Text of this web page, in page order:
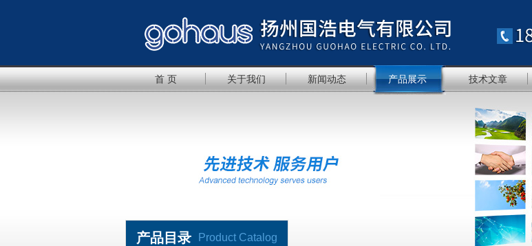
首 页 关于我们 新闻动态 产品展示 技术文章
产品目录 Product Catalog